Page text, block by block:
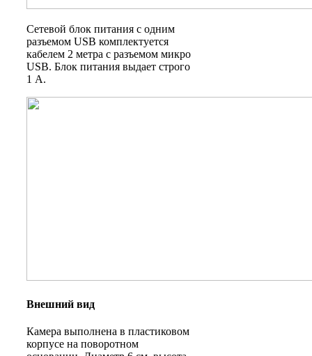
Сетевой блок питания с одним
разъемом USB комплектуется
кабелем 2 метра с разъемом микро
USB. Блок питания выдает строго
1 А.
Внешний вид
Камера выполнена в пластиковом
корпусе на поворотном